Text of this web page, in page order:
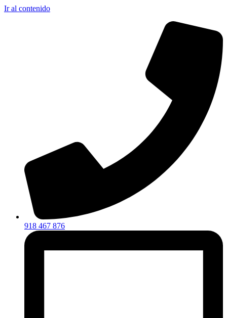
Ir al contenido
918 467 876